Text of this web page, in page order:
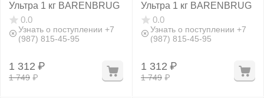
Ультра 1 кг BARENBRUG
0.0
Узнать о поступлении +7
(987) 815-45-95
1 749 ₽
1 312 ₽
Ультра 1 кг BARENBRUG
0.0
Узнать о поступлении +7
(987) 815-45-95
1 749 ₽
1 312 ₽